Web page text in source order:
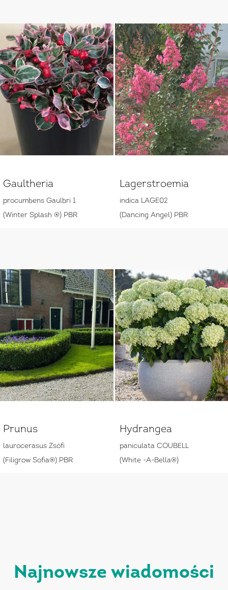
Gaultheria
procumbens Gaulbri 1
(Winter Splash ®) PBR
Lagerstroemia
indica LAGE02
(Dancing Angel) PBR
Prunus
laurocerasus Zsófi
(Filigrow Sofia®) PBR
Hydrangea
paniculata COUBELL
(White -A-Bella®)
najnowsze wiadomości